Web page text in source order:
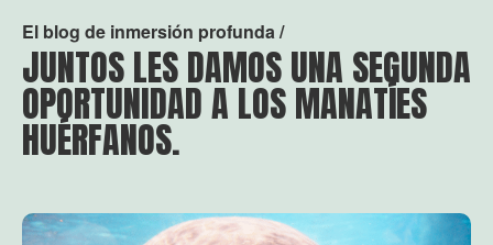
El blog de inmersión profunda /
JUNTOS LES DAMOS UNA SEGUNDA
OPORTUNIDAD A LOS MANATÍES
HUÉRFANOS.